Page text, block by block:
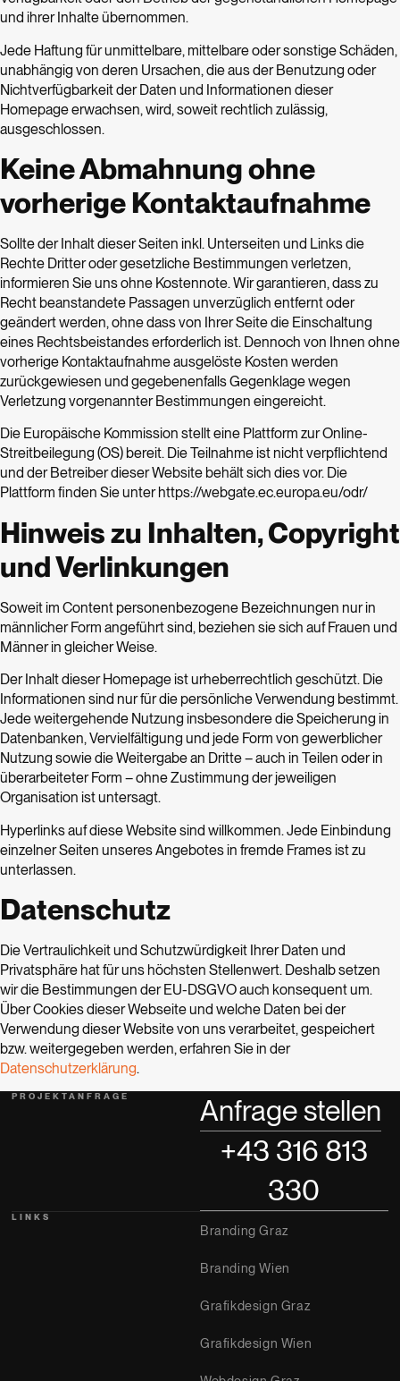
und ihrer Inhalte übernommen.
Jede Haftung für unmittelbare, mittelbare oder sonstige Schäden,
unabhängig von deren Ursachen, die aus der Benutzung oder
Nichtverfügbarkeit der Daten und Informationen dieser
Homepage erwachsen, wird, soweit rechtlich zulässig,
ausgeschlossen.
Keine Abmahnung ohne
vorherige Kontaktaufnahme
Sollte der Inhalt dieser Seiten inkl. Unterseiten und Links die
Rechte Dritter oder gesetzliche Bestimmungen verletzen,
informieren Sie uns ohne Kostennote. Wir garantieren, dass zu
Recht beanstandete Passagen unverzüglich entfernt oder
geändert werden, ohne dass von Ihrer Seite die Einschaltung
eines Rechtsbeistandes erforderlich ist. Dennoch von Ihnen ohne
vorherige Kontaktaufnahme ausgelöste Kosten werden
zurückgewiesen und gegebenenfalls Gegenklage wegen
Verletzung vorgenannter Bestimmungen eingereicht.
Die Europäische Kommission stellt eine Plattform zur Online-
Streitbeilegung (OS) bereit. Die Teilnahme ist nicht verpflichtend
und der Betreiber dieser Website behält sich dies vor. Die
Plattform finden Sie unter https://webgate.ec.europa.eu/odr/
Hinweis zu Inhalten, Copyright
und Verlinkungen
Soweit im Content personenbezogene Bezeichnungen nur in
männlicher Form angeführt sind, beziehen sie sich auf Frauen und
Männer in gleicher Weise.
Der Inhalt dieser Homepage ist urheberrechtlich geschützt. Die
Informationen sind nur für die persönliche Verwendung bestimmt.
Jede weitergehende Nutzung insbesondere die Speicherung in
Datenbanken, Vervielfältigung und jede Form von gewerblicher
Nutzung sowie die Weitergabe an Dritte – auch in Teilen oder in
überarbeiteter Form – ohne Zustimmung der jeweiligen
Organisation ist untersagt.
Hyperlinks auf diese Website sind willkommen. Jede Einbindung
einzelner Seiten unseres Angebotes in fremde Frames ist zu
unterlassen.
Datenschutz
Die Vertraulichkeit und Schutzwürdigkeit Ihrer Daten und
Privatsphäre hat für uns höchsten Stellenwert. Deshalb setzen
wir die Bestimmungen der EU-DSGVO auch konsequent um.
Über Cookies dieser Webseite und welche Daten bei der
Verwendung dieser Website von uns verarbeitet, gespeichert
bzw. weitergegeben werden, erfahren Sie in der
Datenschutzerklärung.
PROJEKTANFRAGE
Anfrage stellen
+43 316 813
330
LINKS
Branding Graz
Branding Wien
Grafikdesign Graz
Grafikdesign Wien